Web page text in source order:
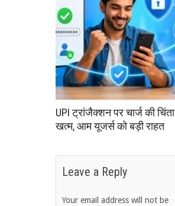
UPI ट्रांजैक्शन पर चार्ज की चिंता
खत्म, आम यूजर्स को बड़ी राहत
Leave a Reply
Your email address will not be